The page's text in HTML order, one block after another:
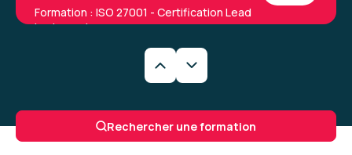
Formation : ISO 27001 - Certification Lead
Implementer
Formation pratico pratique permettant de se
mettre en action rapidement
Rechercher une formation